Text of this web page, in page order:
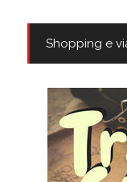
Shopping e